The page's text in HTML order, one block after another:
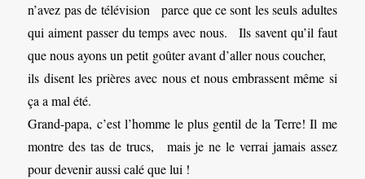
n’avez pas de télévision parce que ce sont les seuls adultes
qui aiment passer du temps avec nous. Ils savent qu’il faut
que nous ayons un petit goûter avant d’aller nous coucher,
ils disent les prières avec nous et nous embrassent même si
ça a mal été.
Grand-papa, c’est l’homme le plus gentil de la Terre! Il me
montre des tas de trucs, mais je ne le verrai jamais assez
pour devenir aussi calé que lui !